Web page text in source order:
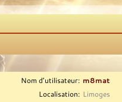
Nom d’utilisateur: m8mat
Localisation: Limoges